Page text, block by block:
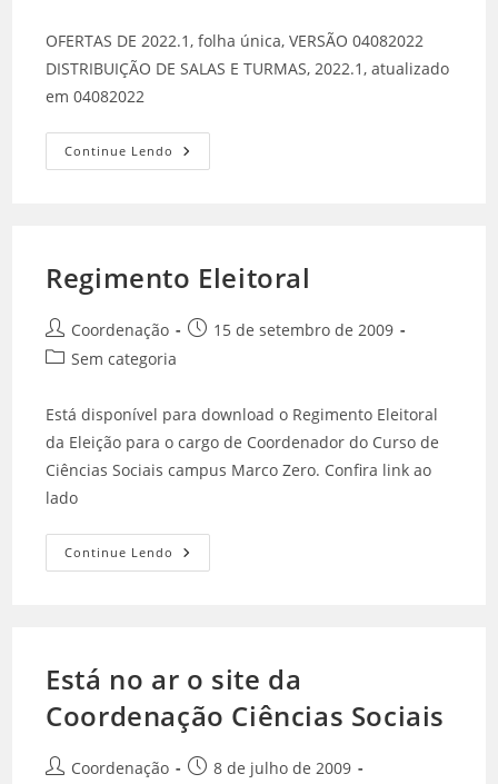
OFERTAS DE 2022.1, folha única, VERSÃO 04082022
DISTRIBUIÇÃO DE SALAS E TURMAS, 2022.1, atualizado
em 04082022
Continue Lendo
Regimento Eleitoral
Coordenação
15 de setembro de 2009
Sem categoria
Está disponível para download o Regimento Eleitoral
da Eleição para o cargo de Coordenador do Curso de
Ciências Sociais campus Marco Zero. Confira link ao
lado
Continue Lendo
Está no ar o site da
Coordenação Ciências Sociais
Coordenação
8 de julho de 2009